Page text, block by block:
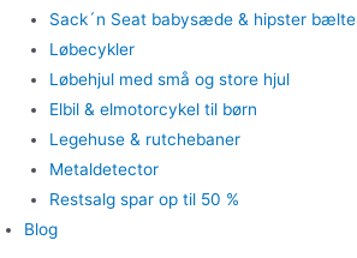
Sack´n Seat babysæde & hipster bælte
Løbecykler
Løbehjul med små og store hjul
Elbil & elmotorcykel til børn
Legehuse & rutchebaner
Metaldetector
Restsalg spar op til 50 %
Blog